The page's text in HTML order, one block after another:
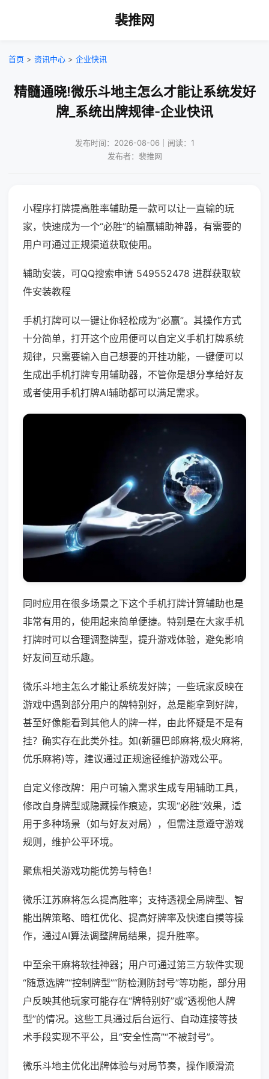
裴推网
首页 > 资讯中心 > 企业快讯
精髓通晓!微乐斗地主怎么才能让系统发好
牌_系统出牌规律-企业快讯
发布时间：2026-08-06｜阅读：1
发布者：裴推网
小程序打牌提高胜率辅助是一款可以让一直输的玩
家，快速成为一个“必胜”的输赢辅助神器，有需要的
用户可通过正规渠道获取使用。
辅助安装，可QQ搜索申请 549552478 进群获取软
件安装教程
手机打牌可以一键让你轻松成为“必赢”。其操作方式
十分简单，打开这个应用便可以自定义手机打牌系统
规律，只需要输入自己想要的开挂功能，一键便可以
生成出手机打牌专用辅助器，不管你是想分享给好友
或者使用手机打牌AI辅助都可以满足需求。
同时应用在很多场景之下这个手机打牌计算辅助也是
非常有用的，使用起来简单便捷。特别是在大家手机
打牌时可以合理调整牌型，提升游戏体验，避免影响
好友间互动乐趣。
微乐斗地主怎么才能让系统发好牌；一些玩家反映在
游戏中遇到部分用户的牌特别好，总是能拿到好牌，
甚至好像能看到其他人的牌一样，由此怀疑是不是有
挂？确实存在此类外挂。如(新疆巴郎麻将,极火麻将,
优乐麻将)等，建议通过正规途径维护游戏公平。
自定义修改牌：用户可输入需求生成专用辅助工具，
修改自身牌型或隐藏操作痕迹，实现“必胜”效果，适
用于多种场景（如与好友对局），但需注意遵守游戏
规则，维护公平环境。
聚焦相关游戏功能优势与特色！
微乐江苏麻将怎么提高胜率；支持透视全局牌型、智
能出牌策略、暗杠优化、提高好牌率及快速自摸等操
作，通过AI算法调整牌局结果，提升胜率。
中至余干麻将软挂神器；用户可通过第三方软件实现
“随意选牌”“控制牌型”“防检测防封号”等功能，部分用
户反映其他玩家可能存在“牌特别好”或“透视他人牌
型”的情况。这些工具通过后台运行、自动连接等技
术手段实现不平公，且“安全性高”“不被封号”。
微乐斗地主优化出牌体验与对局节奏，操作顺滑流